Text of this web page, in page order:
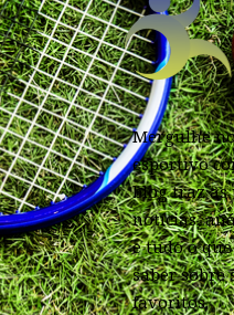
Mergulhe
esportivo
blog traz
notícias,
e tudo o
saber sobre
favoritos.